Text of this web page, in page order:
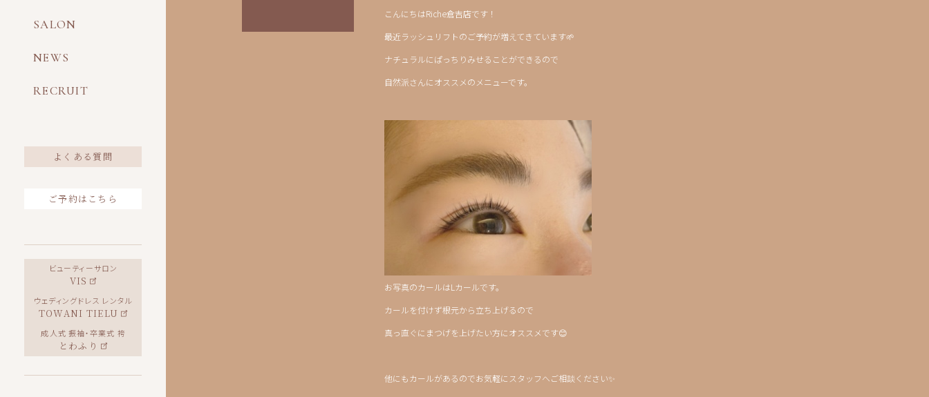
SALON
NEWS
RECRUIT
よくある質問
ご予約はこちら
ビューティーサロン
VIS
ウェディングドレス レンタル
TOWANI TIELU
成人式 振袖・卒業式 袴
とわふり
こんにちはRiche倉吉店です！
最近ラッシュリフトのご予約が増えてきています🌱
ナチュラルにぱっちりみせることができるので
自然派さんにオススメのメニューです。
お写真のカールはLカールです。
カールを付けず根元から立ち上げるので
真っ直ぐにまつげを上げたい方にオススメです😊
他にもカールがあるのでお気軽にスタッフへご相談ください✨